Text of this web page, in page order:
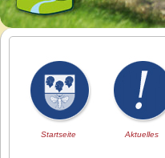
Startseite Aktuelles